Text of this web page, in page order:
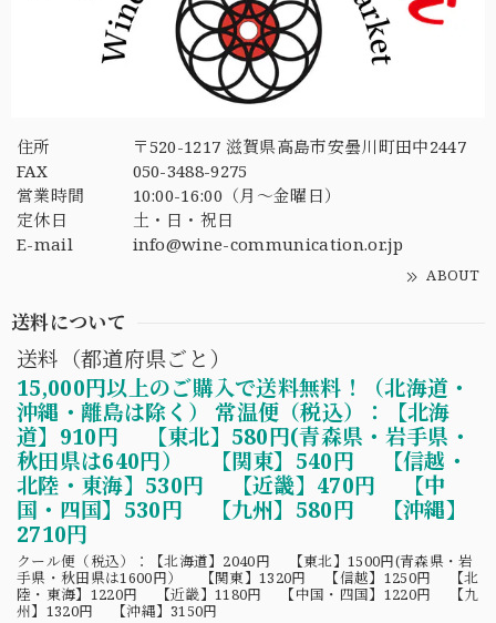
住所
〒520-1217 滋賀県高島市安曇川町田中2447
FAX
050-3488-9275
営業時間
10:00-16:00（月〜金曜日）
定休日
土・日・祝日
E-mail
info@wine-communication.or.jp
ABOUT
送料について
送料（都道府県ごと）
15,000円以上のご購入で送料無料！（北海道・
沖縄・離島は除く） 常温便（税込）：【北海
道】910円 【東北】580円(青森県・岩手県・
秋田県は640円） 【関東】540円 【信越・
北陸・東海】530円 【近畿】470円 【中
国・四国】530円 【九州】580円 【沖縄】
2710円
クール便（税込）：【北海道】2040円 【東北】1500円(青森県・岩
手県・秋田県は1600円） 【関東】1320円 【信越】1250円 【北
陸・東海】1220円 【近畿】1180円 【中国・四国】1220円 【九
州】1320円 【沖縄】3150円